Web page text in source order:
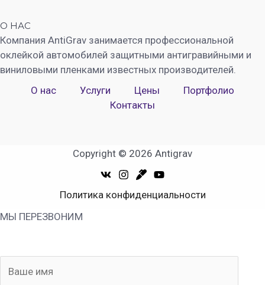
О НАС
Компания AntiGrav занимается профессиональной
оклейкой автомобилей защитными антигравийными и
виниловыми пленками известных производителей.
О нас
Услуги Цены
Портфолио
Контакты
Copyright © 2026 Antigrav
Политика конфиденциальности
МЫ ПЕРЕЗВОНИМ